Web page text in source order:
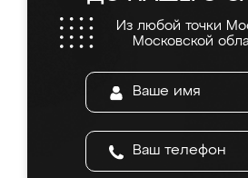
Из любой точки
Московской